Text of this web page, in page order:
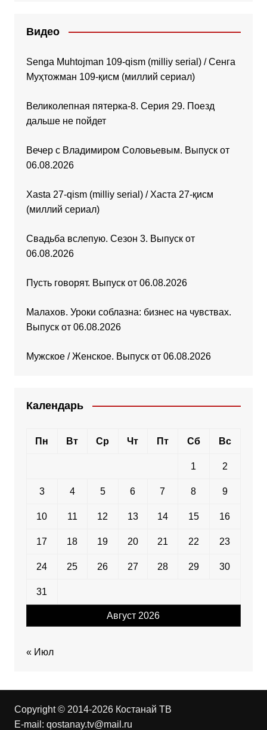
Видео
Senga Muhtojman 109-qism (milliy serial) / Сенга
Муҳтожман 109-қисм (миллий сериал)
Великолепная пятерка-8. Серия 29. Поезд
дальше не пойдет
Вечер с Владимиром Соловьевым. Выпуск от
06.08.2026
Xasta 27-qism (milliy serial) / Хаста 27-қисм
(миллий сериал)
Свадьба вслепую. Сезон 3. Выпуск от
06.08.2026
Пусть говорят. Выпуск от 06.08.2026
Малахов. Уроки соблазна: бизнес на чувствах.
Выпуск от 06.08.2026
Мужское / Женское. Выпуск от 06.08.2026
Календарь
Август 2026
Пн Вт Ср Чт Пт Сб Вс
1 2
3 4 5 6 7 8 9
10 11 12 13 14 15 16
17 18 19 20 21 22 23
24 25 26 27 28 29 30
31
« Июл
Copyright © 2014-2026 Костанай ТВ
E-mail: qostanay.tv@mail.ru